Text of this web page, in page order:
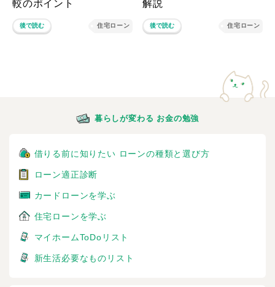
較のポイント
後で読む 住宅ローン
解説
後で読む 住宅ローン
暮らしが変わる お金の勉強
借りる前に知りたい ローンの種類と選び方
ローン適正診断
カードローンを学ぶ
住宅ローンを学ぶ
マイホームToDoリスト
新生活必要なものリスト